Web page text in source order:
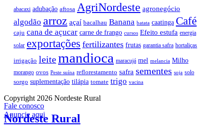
abacaxi adubação aftosa AgriNordeste agronegócio
algodão arroz açaí bacalhau Banana batata caatinga Café
caju cana de açucar carne de frango cursos Efeito estufa energia
solar exportações fertilizantes frutas garantia safra hortaliças
irrigação leitemandioca maracujá mel melancia Milho
morango ovos Peste suína reflorestamento safra sementes soja solo
sorgo suplementação tilápia tomate trigo vacina
Fale conosco
Anuncie aqui
Copyright 2026 Nordeste Rural
Nordeste Rural